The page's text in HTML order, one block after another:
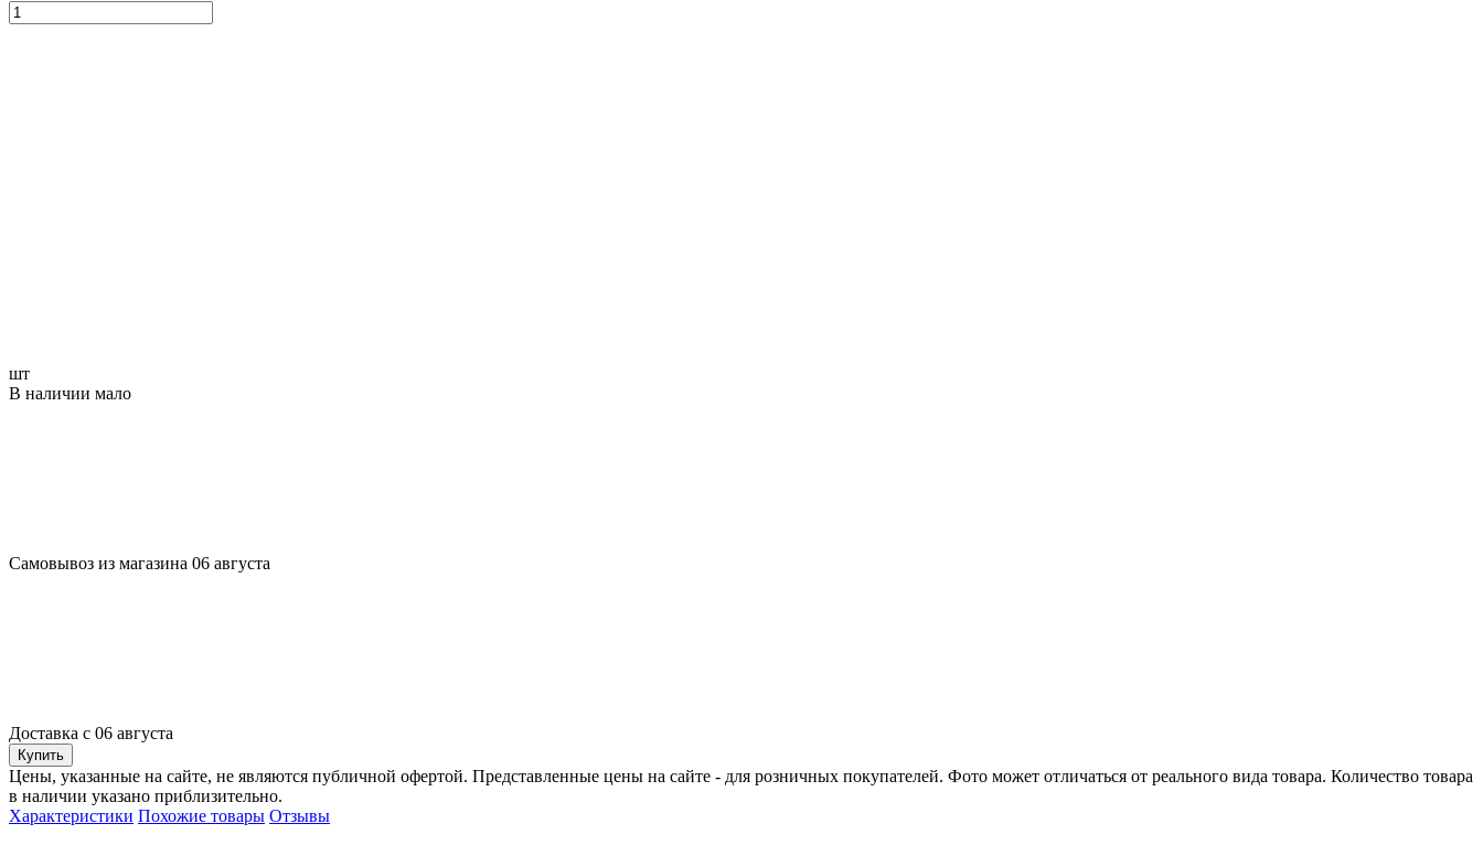
шт
В наличии мало
Самовывоз из магазина 06 августа
Доставка с 06 августа
Купить
Цены, указанные на сайте, не являются публичной офертой. Представленные цены на сайте - для розничных покупателей. Фото может отличаться от реального вида товара. Количество товара
в наличии указано приблизительно.
Характеристики Похожие товары Отзывы